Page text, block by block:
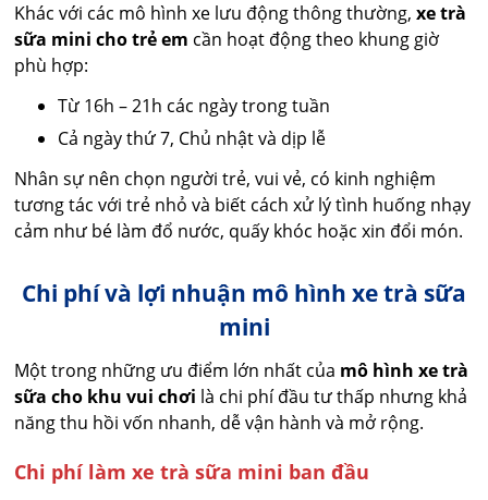
Khác với các mô hình xe lưu động thông thường,xe trà
sữa mini cho trẻ em cần hoạt động theo khung giờ
phù hợp:
Từ 16h – 21h các ngày trong tuần
Cả ngày thứ 7, Chủ nhật và dịp lễ
Nhân sự nên chọn người trẻ, vui vẻ, có kinh nghiệm
tương tác với trẻ nhỏ và biết cách xử lý tình huống nhạy
cảm như bé làm đổ nước, quấy khóc hoặc xin đổi món.
Chi phí và lợi nhuận mô hình xe trà sữa
mini
Một trong những ưu điểm lớn nhất của mô hình xe trà
sữa cho khu vui chơi là chi phí đầu tư thấp nhưng khả
năng thu hồi vốn nhanh, dễ vận hành và mở rộng.
Chi phí làm xe trà sữa mini ban đầu